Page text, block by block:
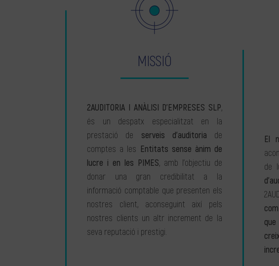
MISSIÓ
2AUDITORIA I ANÀLISI D’EMPRESES SLP,
és un despatx especialitzat en la
prestació de serveis d’auditoria de
comptes a les Entitats sense ànim de
lucre i en les PIMES, amb l’objectiu de
donar una gran credibilitat a la
informació comptable que presenten els
nostres client, aconseguint així pels
nostres clients un altr increment de la
seva reputació i prestigi.
El
de